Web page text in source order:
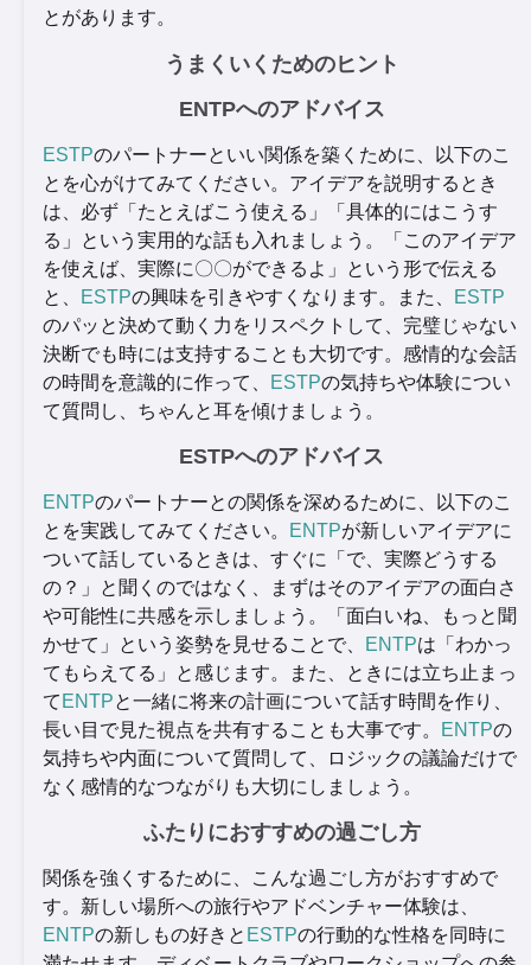
とがあります。
うまくいくためのヒント
ENTPへのアドバイス
ESTPのパートナーといい関係を築くために、以下のこ
とを心がけてみてください。アイデアを説明するとき
は、必ず「たとえばこう使える」「具体的にはこうす
る」という実用的な話も入れましょう。「このアイデア
を使えば、実際に〇〇ができるよ」という形で伝える
と、
ESTPの興味を引きやすくなります。また、
ESTP
のパッと決めて動く力をリスペクトして、完璧じゃない
決断でも時には支持することも大切です。感情的な会話
の時間を意識的に作って、
ESTPの気持ちや体験につい
て質問し、ちゃんと耳を傾けましょう。
ESTPへのアドバイス
ENTPのパートナーとの関係を深めるために、以下のこ
とを実践してみてください。
ENTPが新しいアイデアに
ついて話しているときは、すぐに「で、実際どうする
の？」と聞くのではなく、まずはそのアイデアの面白さ
や可能性に共感を示しましょう。「面白いね、もっと聞
かせて」という姿勢を見せることで、
ENTPは「わかっ
てもらえてる」と感じます。また、ときには立ち止まっ
て ENTPと一緒に将来の計画について話す時間を作り、
長い目で見た視点を共有することも大事です。
ENTPの
気持ちや内面について質問して、ロジックの議論だけで
なく感情的なつながりも大切にしましょう。
ふたりにおすすめの過ごし方
関係を強くするために、こんな過ごし方がおすすめで
す。新しい場所への旅行やアドベンチャー体験は、
ENTPの新しもの好きと ESTPの行動的な性格を同時に